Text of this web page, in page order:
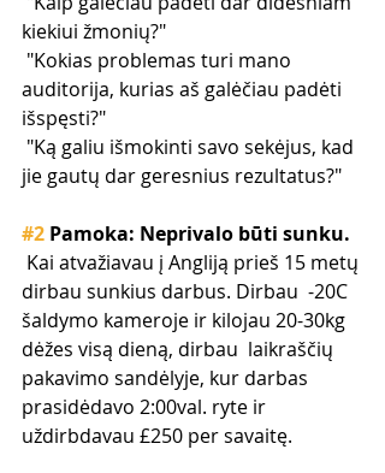
kiekiui žmonių?"
auditorija, kurias aš galėčiau padėti
išspęsti?"
jie gautų dar geresnius rezultatus?"
#2 Pamoka: Neprivalo būti sunku.
dirbau sunkius darbus. Dirbau  -20C
šaldymo kameroje ir kilojau 20-30kg
dėžes visą dieną, dirbau  laikraščių
pakavimo sandėlyje, kur darbas
prasidėdavo 2:00val. ryte ir
uždirbdavau £250 per savaitę.